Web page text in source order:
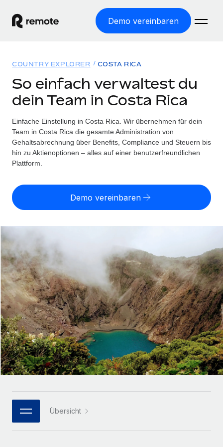
Demo vereinbaren
WELTWEITE BESCHÄFTIGUNG
Globale Payroll
Einfache, rechtssicher Payroll
Employer of Record
Weltweites Wachstum ohne Kosten für Niederlassungen
Contractor of Record
Rechtssichere, weltweite Arbeit mit Freelancer:innen
Globales Onboarding und Verwalten von
PEO
Auslagern von komplexen HR-Aufgaben
INFRASTRUKTUR
Remote Embedded
Nahtlose Integration der HR in bestehende Abläufe
Plattform
Integrierte HR-Kernfunktionen für dein Team
MCP
Integrationen
Lösungen
WELTWEITE ABDECKUNG
Country Explorer
Länderspezifische Unterstützung bei der Einstellung
Einfache Einstellung in allen US-Bundesstaaten
WACHSTUMSPHASE
Startups
Agile HR- und Payroll-Lösungen für wachsende
Unternehmen
Mittelstand
Maßgeschneiderte HR-Lösungen, um Teams zu
vergrößern
Enterprise
Globale HR für Konzerne und Großunternehmen
PARTNER WERDEN
Flexible Einbettung von Global-HR-Funktionen in deine
Ressourcen
TOOLS UND RECHNER
Scheinselbstständigkeitsrisiko berechnen
Personalkostenrechner
Honorarzahlungen berechnen
Informationen zu möglichen Währungen und
Abwicklungsfristen für globale Freelancer:innen
LERNEN MIT REMOTE
Forschung und Leitfäden
Fallstudien
HR-Glossar
Bibliothek für Stellenbeschreibungen
Webinare
Preise
Nederlands
Français
Deutsch
Español
Italiano
Português (Portugal)
한국어
COUNTRY EXPLORER COSTA RICA
So einfach verwaltest du
dein Team in Costa Rica
Einfache Einstellung in Costa Rica. Wir übernehmen für dein
Team in Costa Rica die gesamte Administration von
Gehaltsabrechnung über Benefits, Compliance und Steuern bis
hin zu Aktienoptionen – alles auf einer benutzerfreundlichen
Plattform.
Demo vereinbaren
Übersicht